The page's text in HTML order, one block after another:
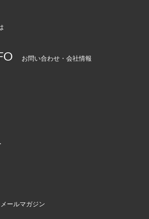
お問い合わせ・会社情報
メールマガジン